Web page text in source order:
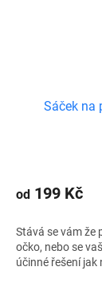
Sáček na
od 199 Kč
Stává se vám že
očko, nebo se
účinné řešení